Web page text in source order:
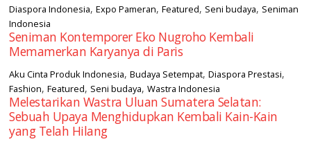
Diaspora Indonesia,Expo Pameran,Featured, Seni budaya, Seniman
Indonesia
Seniman Kontemporer Eko Nugroho Kembali
Memamerkan Karyanya di Paris
Aku Cinta Produk Indonesia,Budaya Setempat,Diaspora Prestasi,
Fashion,Featured, Seni budaya,Wastra Indonesia
Melestarikan Wastra Uluan Sumatera Selatan:
Sebuah Upaya Menghidupkan Kembali Kain-Kain
yang Telah Hilang